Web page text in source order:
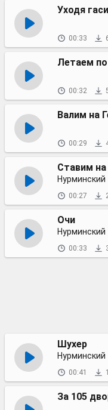
Уходя
00:33
Летаем
00:32
Валим на
00:29
Ставим на
Нурминский
00:27
Очи
Нурминский
00:33
Шухер
Нурминский
00:41
За 105